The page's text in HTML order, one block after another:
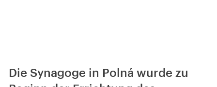
Die Synagoge in Polná wurde zu